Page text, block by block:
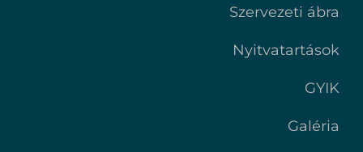
Szervezeti ábra
Nyitvatartások
GYIK
Galéria